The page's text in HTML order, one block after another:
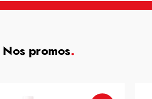
Nos promos.